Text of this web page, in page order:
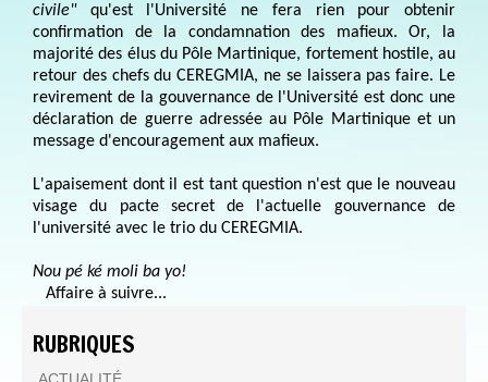
civile"
qu'est l'Université ne fera rien pour obtenir
confirmation de la condamnation des mafieux. Or, la
majorité des élus du Pôle Martinique, fortement hostile, au
retour des chefs du CEREGMIA, ne se laissera pas faire. Le
revirement de la gouvernance de l'Université est donc une
déclaration de guerre adressée au Pôle Martinique et un
message d'encouragement aux mafieux.
L'apaisement dont il est tant question n'est que le nouveau
visage du pacte secret de l'actuelle gouvernance de
l'université avec le trio du CEREGMIA.
Nou pé ké moli ba yo!
Affaire à suivre...
RUBRIQUES